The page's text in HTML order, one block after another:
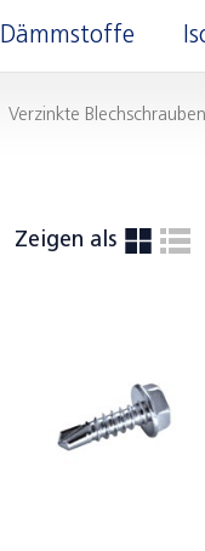
Dämmstoffe
Verzinkte Blechschrauben
Zeigen als